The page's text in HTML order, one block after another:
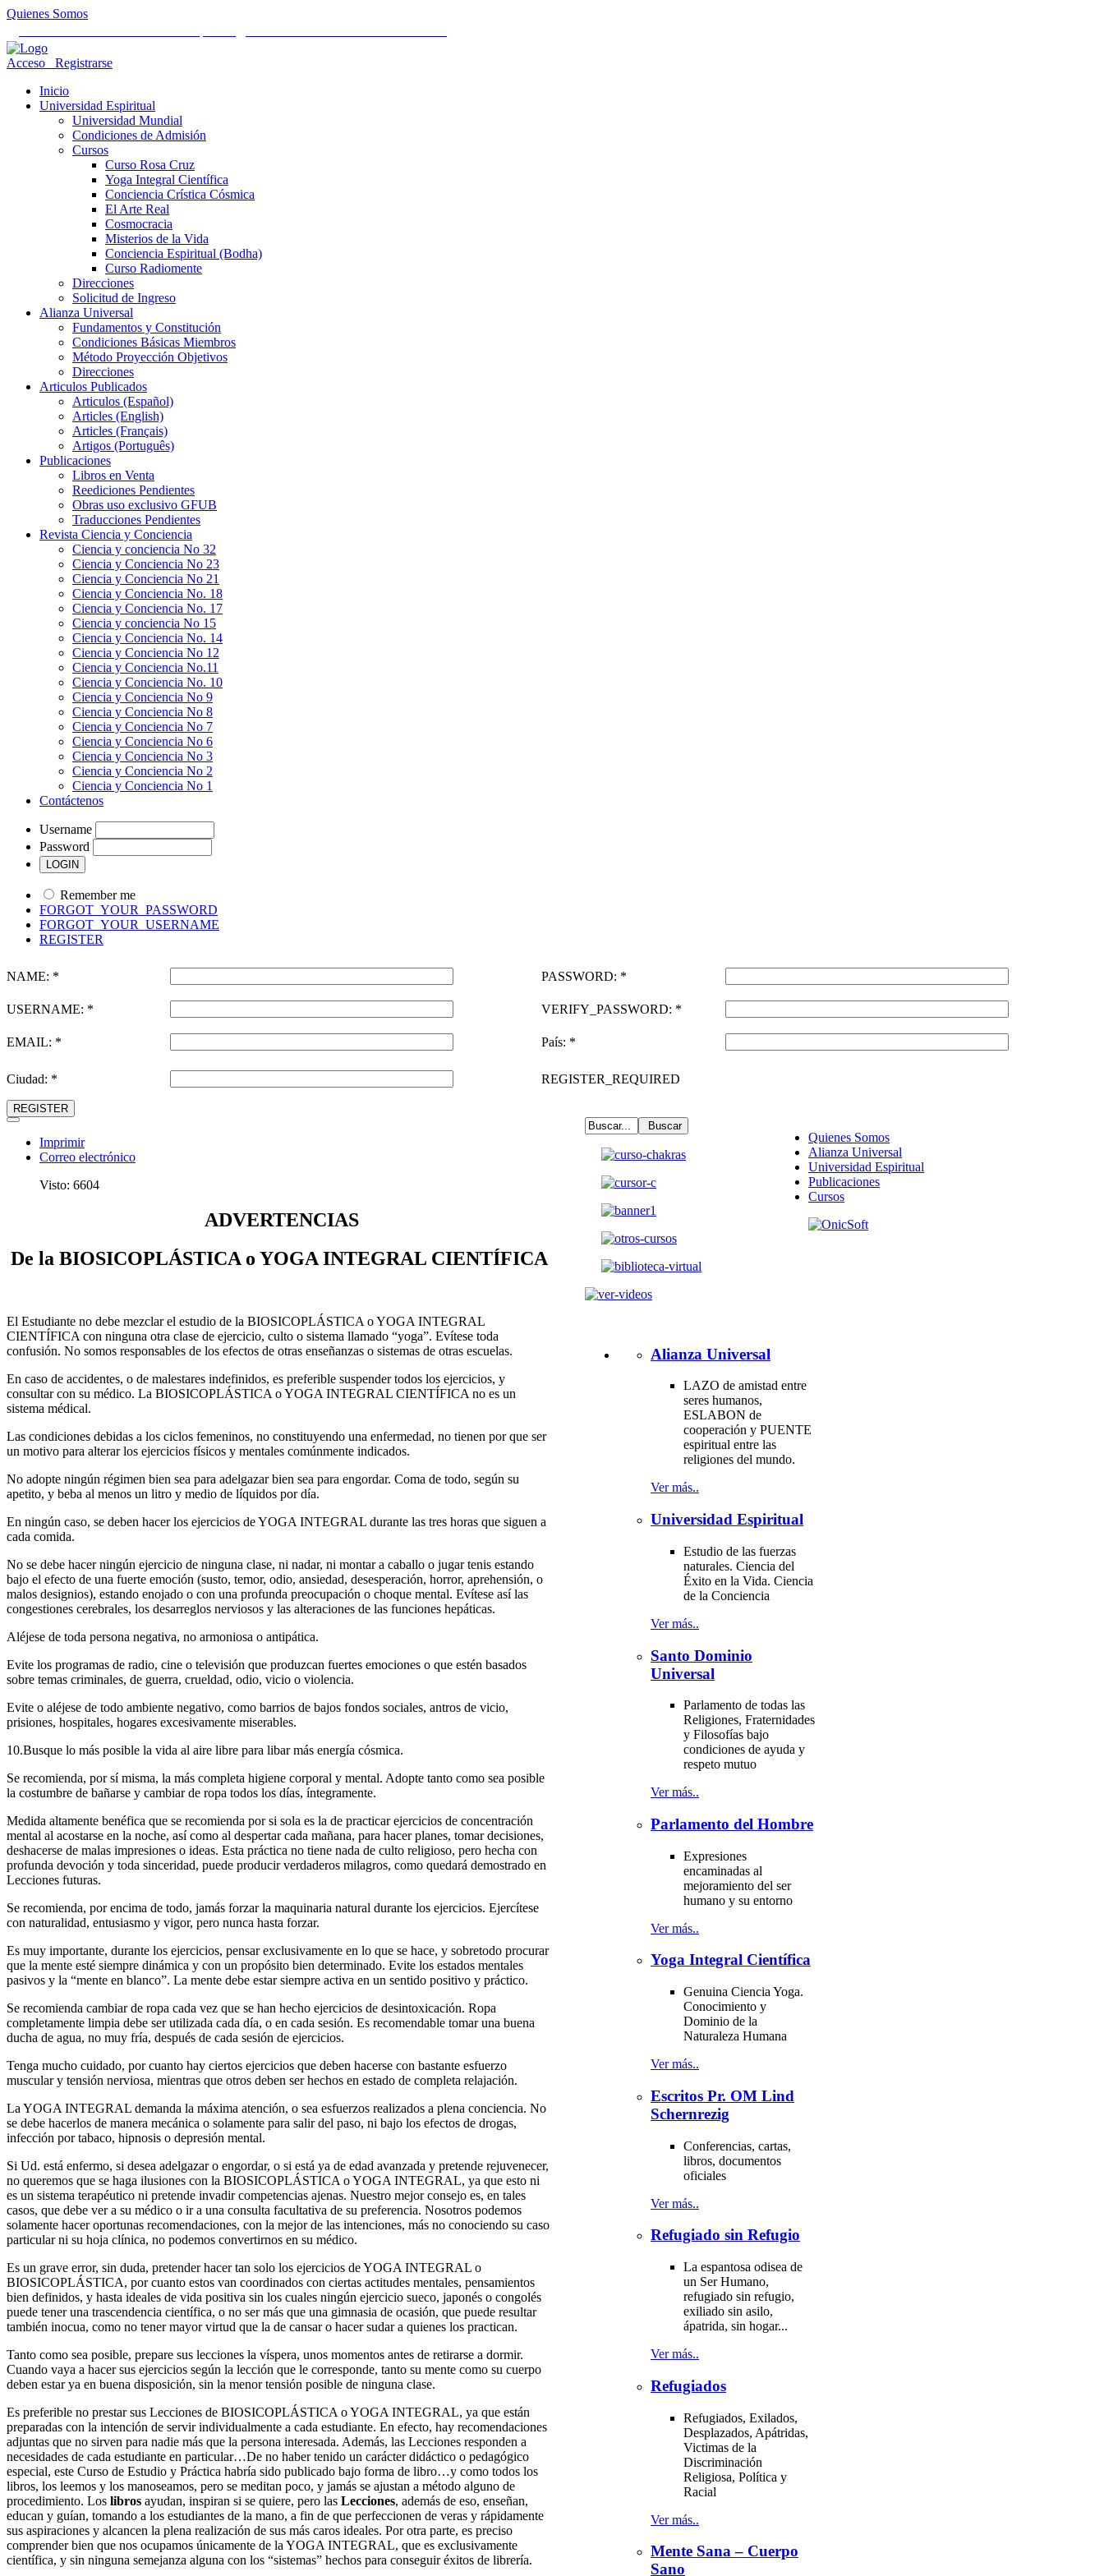
Quienes Somos
Acceso
Registrarse
Inicio
Universidad Espiritual
Universidad Mundial
Condiciones de Admisión
Cursos
Curso Rosa Cruz
Yoga Integral Científica
Conciencia Crística Cósmica
El Arte Real
Cosmocracia
Misterios de la Vida
Conciencia Espiritual (Bodha)
Curso Radiomente
Direcciones
Solicitud de Ingreso
Alianza Universal
Fundamentos y Constitución
Condiciones Básicas Miembros
Método Proyección Objetivos
Direcciones
Articulos Publicados
Articulos (Español)
Articles (English)
Articles (Français)
Artigos (Português)
Publicaciones
Libros en Venta
Reediciones Pendientes
Obras uso exclusivo GFUB
Traducciones Pendientes
Revista Ciencia y Conciencia
Ciencia y conciencia No 32
Ciencia y Conciencia No 23
Ciencia y Conciencia No 21
Ciencia y Conciencia No. 18
Ciencia y Conciencia No. 17
Ciencia y conciencia No 15
Ciencia y Conciencia No. 14
Ciencia y Conciencia No 12
Ciencia y Conciencia No.11
Ciencia y Conciencia No. 10
Ciencia y Conciencia No 9
Ciencia y Conciencia No 8
Ciencia y Conciencia No 7
Ciencia y Conciencia No 6
Ciencia y Conciencia No 3
Ciencia y Conciencia No 2
Ciencia y Conciencia No 1
Contáctenos
Username
Password
Remember me
FORGOT_YOUR_PASSWORD
FORGOT_YOUR_USERNAME
REGISTER
NAME: * PASSWORD: *
USERNAME: * VERIFY_PASSWORD: *
EMAIL: * País: *
Ciudad: * REGISTER_REQUIRED
REGISTER
Imprimir
Correo electrónico
Visto: 6604
ADVERTENCIAS
De la BIOSICOPLÁSTICA o YOGA INTEGRAL CIENTÍFICA
El Estudiante no debe mezclar el estudio de la BIOSICOPLÁSTICA o YOGA INTEGRAL
CIENTÍFICA con ninguna otra clase de ejercicio, culto o sistema llamado “yoga”. Evítese toda
confusión. No somos responsables de los efectos de otras enseñanzas o sistemas de otras escuelas.
En caso de accidentes, o de malestares indefinidos, es preferible suspender todos los ejercicios, y
consultar con su médico. La BIOSICOPLÁSTICA o YOGA INTEGRAL CIENTÍFICA no es un
sistema médical.
Las condiciones debidas a los ciclos femeninos, no constituyendo una enfermedad, no tienen por que ser
un motivo para alterar los ejercicios físicos y mentales comúnmente indicados.
No adopte ningún régimen bien sea para adelgazar bien sea para engordar. Coma de todo, según su
apetito, y beba al menos un litro y medio de líquidos por día.
En ningún caso, se deben hacer los ejercicios de YOGA INTEGRAL durante las tres horas que siguen a
cada comida.
No se debe hacer ningún ejercicio de ninguna clase, ni nadar, ni montar a caballo o jugar tenis estando
bajo el efecto de una fuerte emoción (susto, temor, odio, ansiedad, desesperación, horror, aprehensión, o
malos designios), estando enojado o con una profunda preocupación o choque mental. Evítese así las
congestiones cerebrales, los desarreglos nerviosos y las alteraciones de las funciones hepáticas.
Aléjese de toda persona negativa, no armoniosa o antipática.
Evite los programas de radio, cine o televisión que produzcan fuertes emociones o que estén basados
sobre temas criminales, de guerra, crueldad, odio, vicio o violencia.
Evite o aléjese de todo ambiente negativo, como barrios de bajos fondos sociales, antros de vicio,
prisiones, hospitales, hogares excesivamente miserables.
10.Busque lo más posible la vida al aire libre para libar más energía cósmica.
Se recomienda, por sí misma, la más completa higiene corporal y mental. Adopte tanto como sea posible
la costumbre de bañarse y cambiar de ropa todos los días, íntegramente.
Medida altamente benéfica que se recomienda por si sola es la de practicar ejercicios de concentración
mental al acostarse en la noche, así como al despertar cada mañana, para hacer planes, tomar decisiones,
deshacerse de malas impresiones o ideas. Esta práctica no tiene nada de culto religioso, pero hecha con
profunda devoción y toda sinceridad, puede producir verdaderos milagros, como quedará demostrado en
Lecciones futuras.
Se recomienda, por encima de todo, jamás forzar la maquinaria natural durante los ejercicios. Ejercítese
con naturalidad, entusiasmo y vigor, pero nunca hasta forzar.
Es muy importante, durante los ejercicios, pensar exclusivamente en lo que se hace, y sobretodo procurar
que la mente esté siempre dinámica y con un propósito bien determinado. Evite los estados mentales
pasivos y la “mente en blanco”. La mente debe estar siempre activa en un sentido positivo y práctico.
Se recomienda cambiar de ropa cada vez que se han hecho ejercicios de desintoxicación. Ropa
completamente limpia debe ser utilizada cada día, o en cada sesión. Es recomendable tomar una buena
ducha de agua, no muy fría, después de cada sesión de ejercicios.
Tenga mucho cuidado, por cuanto hay ciertos ejercicios que deben hacerse con bastante esfuerzo
muscular y tensión nerviosa, mientras que otros deben ser hechos en estado de completa relajación.
La YOGA INTEGRAL demanda la máxima atención, o sea esfuerzos realizados a plena conciencia. No
se debe hacerlos de manera mecánica o solamente para salir del paso, ni bajo los efectos de drogas,
infección por tabaco, hipnosis o depresión mental.
Si Ud. está enfermo, si desea adelgazar o engordar, o si está ya de edad avanzada y pretende rejuvenecer,
no queremos que se haga ilusiones con la BIOSICOPLÁSTICA o YOGA INTEGRAL, ya que esto ni
es un sistema terapéutico ni pretende invadir competencias ajenas. Nuestro mejor consejo es, en tales
casos, que debe ver a su médico o ir a una consulta facultativa de su preferencia. Nosotros podemos
solamente hacer oportunas recomendaciones, con la mejor de las intenciones, más no conociendo su caso
particular ni su hoja clínica, no podemos convertirnos en su médico.
Es un grave error, sin duda, pretender hacer tan solo los ejercicios de YOGA INTEGRAL o
BIOSICOPLÁSTICA, por cuanto estos van coordinados con ciertas actitudes mentales, pensamientos
bien definidos, y hasta ideales de vida positiva sin los cuales ningún ejercicio sueco, japonés o congolés
puede tener una trascendencia científica, o no ser más que una gimnasia de ocasión, que puede resultar
también inocua, como no tener mayor virtud que la de cansar o hacer sudar a quienes los practican.
Tanto como sea posible, prepare sus lecciones la víspera, unos momentos antes de retirarse a dormir.
Cuando vaya a hacer sus ejercicios según la lección que le corresponde, tanto su mente como su cuerpo
deben estar ya en buena disposición, sin la menor tensión posible de ninguna clase.
Es preferible no prestar sus Lecciones de BIOSICOPLÁSTICA o YOGA INTEGRAL, ya que están
preparadas con la intención de servir individualmente a cada estudiante. En efecto, hay recomendaciones
adjuntas que no sirven para nadie más que la persona interesada. Además, las Lecciones responden a
necesidades de cada estudiante en particular…De no haber tenido un carácter didáctico o pedagógico
especial, este Curso de Estudio y Práctica habría sido publicado bajo forma de libro…y como todos los
libros, los leemos y los manoseamos, pero se meditan poco, y jamás se ajustan a método alguno de
procedimiento. Los libros ayudan, inspiran si se quiere, pero las Lecciones, además de eso, enseñan,
educan y guían, tomando a los estudiantes de la mano, a fin de que perfeccionen de veras y rápidamente
sus aspiraciones y alcancen la plena realización de sus más caros ideales. Por otra parte, es preciso
comprender bien que nos ocupamos únicamente de la YOGA INTEGRAL, que es exclusivamente
científica, y sin ninguna semejanza alguna con los “sistemas” hechos para conseguir éxitos de librería.
Alianza Universal
LAZO de amistad entre
seres humanos,
ESLABON de
cooperación y PUENTE
espiritual entre las
religiones del mundo.
Ver más..
Universidad Espiritual
Estudio de las fuerzas
naturales. Ciencia del
Éxito en la Vida. Ciencia
de la Conciencia
Ver más..
Santo Dominio
Universal
Parlamento de todas las
Religiones, Fraternidades
y Filosofías bajo
condiciones de ayuda y
respeto mutuo
Ver más..
Parlamento del Hombre
Expresiones
encaminadas al
mejoramiento del ser
humano y su entorno
Ver más..
Yoga Integral Científica
Genuina Ciencia Yoga.
Conocimiento y
Dominio de la
Naturaleza Humana
Ver más..
Escritos Pr. OM Lind
Schernrezig
Conferencias, cartas,
libros, documentos
oficiales
Ver más..
Refugiado sin Refugio
La espantosa odisea de
un Ser Humano,
refugiado sin refugio,
exiliado sin asilo,
ápatrida, sin hogar...
Ver más..
Refugiados
Refugiados, Exilados,
Desplazados, Apátridas,
Victimas de la
Discriminación
Religiosa, Política y
Racial
Ver más..
Mente Sana – Cuerpo
Sano
Quienes Somos
Alianza Universal
Universidad Espiritual
Publicaciones
Cursos